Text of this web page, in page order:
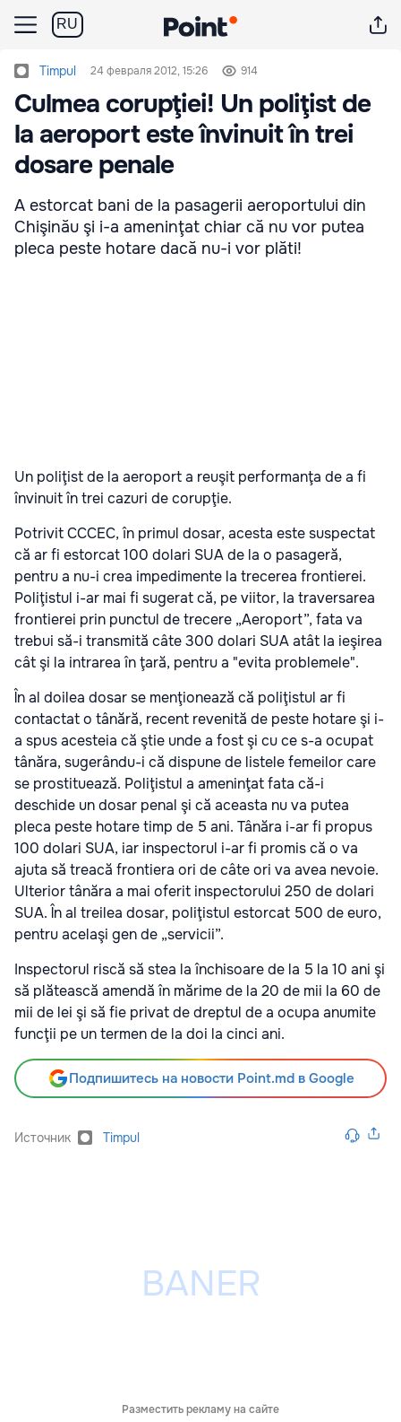
RU
Timpul 24 февраля 2012, 15:26 914
Culmea corupţiei! Un poliţist de
la aeroport este învinuit în trei
dosare penale
A estorcat bani de la pasagerii aeroportului din
Chişinău şi i-a ameninţat chiar că nu vor putea
pleca peste hotare dacă nu-i vor plăti!
Un poliţist de la aeroport a reuşit performanţa de a fi
învinuit în trei cazuri de corupţie.
Potrivit CCCEC, în primul dosar, acesta este suspectat
că ar fi estorcat 100 dolari SUA de la o pasageră,
pentru a nu-i crea impedimente la trecerea frontierei.
Poliţistul i-ar mai fi sugerat că, pe viitor, la traversarea
frontierei prin punctul de trecere „Aeroport”, fata va
trebui să-i transmită câte 300 dolari SUA atât la ieşirea
cât şi la intrarea în ţară, pentru a "evita problemele".
În al doilea dosar se menţionează că poliţistul ar fi
contactat o tânără, recent revenită de peste hotare şi i-
a spus acesteia că ştie unde a fost şi cu ce s-a ocupat
tânăra, sugerându-i că dispune de listele femeilor care
se prostituează. Poliţistul a ameninţat fata că-i
deschide un dosar penal şi că aceasta nu va putea
pleca peste hotare timp de 5 ani. Tânăra i-ar fi propus
100 dolari SUA, iar inspectorul i-ar fi promis că o va
ajuta să treacă frontiera ori de câte ori va avea nevoie.
Ulterior tânăra a mai oferit inspectorului 250 de dolari
SUA. În al treilea dosar, poliţistul estorcat 500 de euro,
pentru acelaşi gen de „servicii”.
Inspectorul riscă să stea la închisoare de la 5 la 10 ani şi
să plătească amendă în mărime de la 20 de mii la 60 de
mii de lei şi să fie privat de dreptul de a ocupa anumite
funcţii pe un termen de la doi la cinci ani.
Подпишитесь на новости Point.md в Google
Источник Timpul
Разместить рекламу на сайте